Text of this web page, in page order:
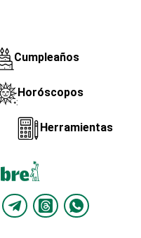
Cumpleaños
Horóscopos
Herramientas